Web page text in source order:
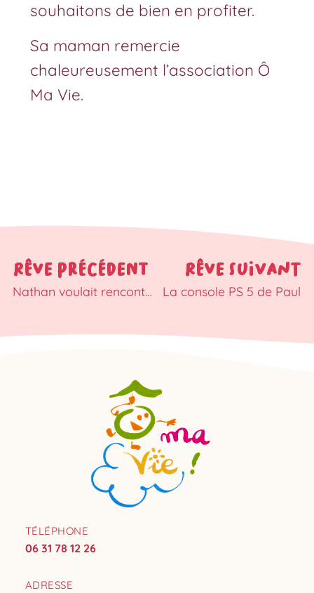
souhaitons de bien en profiter.
Sa maman remercie
chaleureusement l’association Ô
Ma Vie.
RÊVE PRÉCÉDENT
Nathan voulait rencontrer les Avengers
RÊVE SUIVANT
La console PS 5 de Paul
TÉLÉPHONE
06 31 78 12 26
ADRESSE